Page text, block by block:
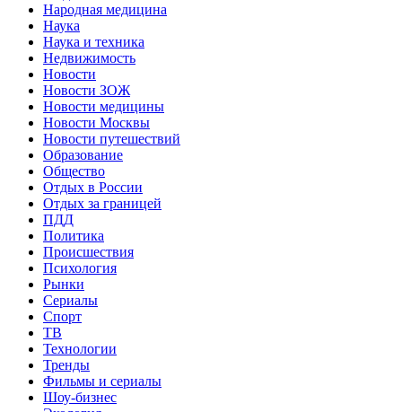
Народная медицина
Наука
Наука и техника
Недвижимость
Новости
Новости ЗОЖ
Новости медицины
Новости Москвы
Новости путешествий
Образование
Общество
Отдых в России
Отдых за границей
ПДД
Политика
Происшествия
Психология
Рынки
Сериалы
Спорт
ТВ
Технологии
Тренды
Фильмы и сериалы
Шоу-бизнес